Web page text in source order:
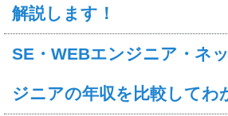
解説します！
SE・WEBエンジニア・ネ
ジニアの年収を比較してわ